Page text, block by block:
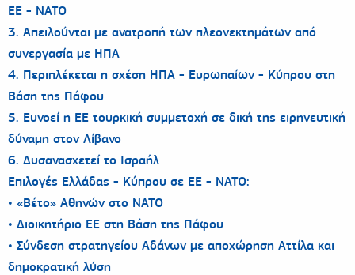
ΕΕ - ΝΑΤΟ
3. Απειλούνται με ανατροπή των πλεονεκτημάτων από
συνεργασία με ΗΠΑ
4. Περιπλέκεται η σχέση ΗΠΑ - Ευρωπαίων - Κύπρου στη
Βάση της Πάφου
5. Ευνοεί η ΕΕ τουρκική συμμετοχή σε δική της ειρηνευτική
δύναμη στον Λίβανο
6. Δυσανασχετεί το Ισραήλ
Επιλογές Ελλάδας - Κύπρου σε ΕΕ - ΝΑΤΟ:
• «Βέτο» Αθηνών στο ΝΑΤΟ
• Διοικητήριο ΕΕ στη Βάση της Πάφου
• Σύνδεση στρατηγείου Αδάνων με αποχώρηση Αττίλα και
δημοκρατική λύση